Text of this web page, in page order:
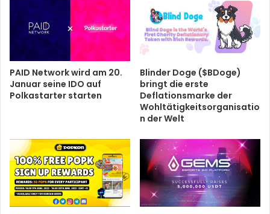
PAID Network wird am 20.
Januar seine IDO auf
Polkastarter starten
Blinder Doge ($BDoge)
bringt die erste
Deflationsmarke der
Wohltätigkeitsorganisatio
n der Welt